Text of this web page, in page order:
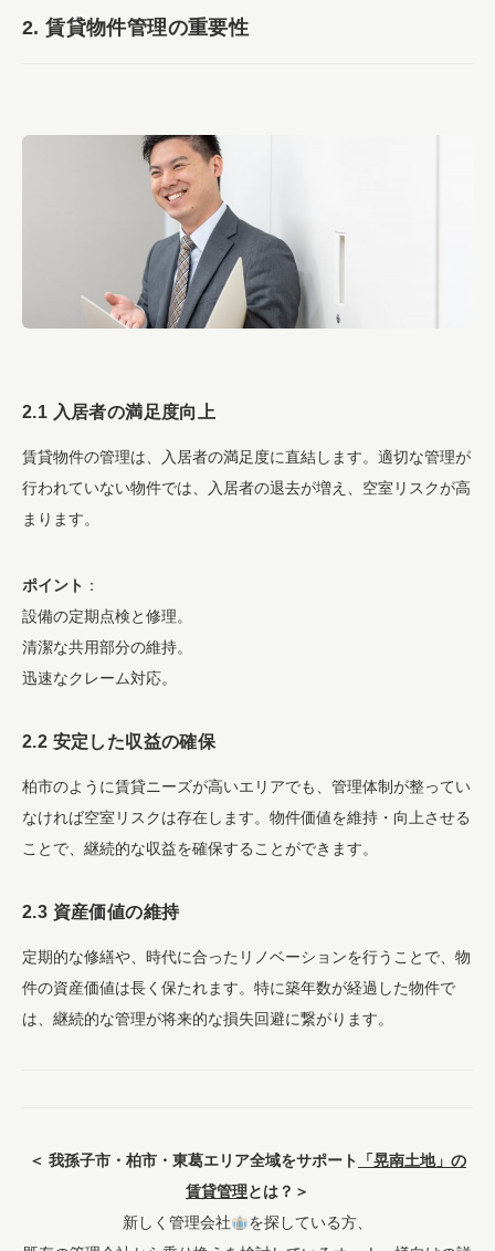
2. 賃貸物件管理の重要性
2.1 入居者の満足度向上
賃貸物件の管理は、入居者の満足度に直結します。適切な管理が
行われていない物件では、入居者の退去が増え、空室リスクが高
まります。
ポイント ：
設備の定期点検と修理。
清潔な共用部分の維持。
迅速なクレーム対応。
2.2 安定した収益の確保
柏市のように賃貸ニーズが高いエリアでも、管理体制が整ってい
なければ空室リスクは存在します。物件価値を維持・向上させる
ことで、継続的な収益を確保することができます。
2.3 資産価値の維持
定期的な修繕や、時代に合ったリノベーションを行うことで、物
件の資産価値は長く保たれます。特に築年数が経過した物件で
は、継続的な管理が将来的な損失回避に繋がります。
＜ 我孫子市・柏市・東葛エリア全域をサポート
「晃南土地」の
賃貸管理とは？＞
新しく管理会社
を探している方、